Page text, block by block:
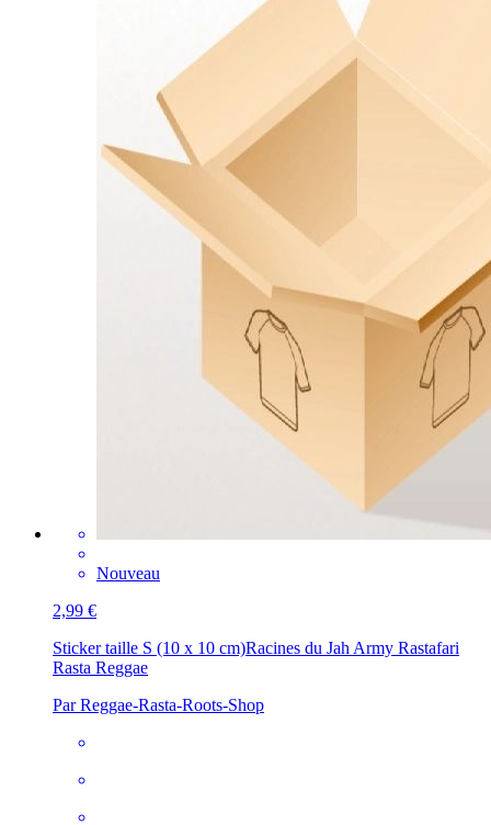
Nouveau
2,99 €
Sticker taille S (10 x 10 cm)Racines du Jah Army Rastafari
Rasta Reggae
Par Reggae-Rasta-Roots-Shop